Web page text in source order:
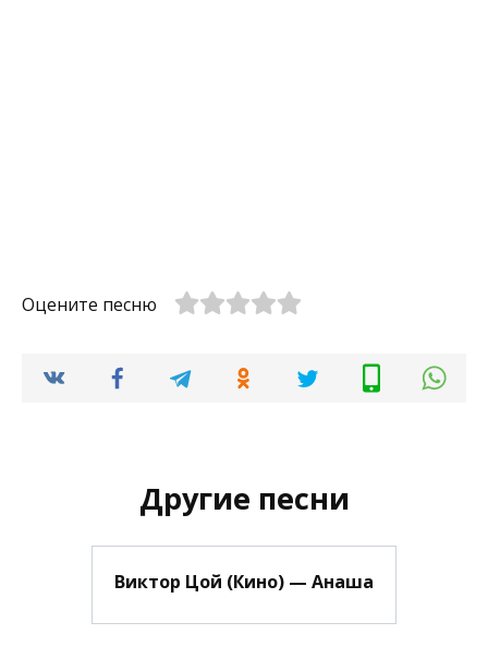
Оцените песню
Другие песни
Виктор Цой (Кино) — Анаша